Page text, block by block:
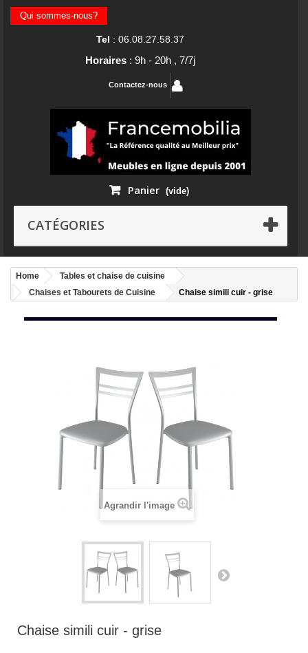
Qui sommes-nous?
Tel : 06.08.27.58.37
Horaires : 9h - 20h , 7/7j
Contactez-nous
Panier (vide)
CATÉGORIES
Home
Tables et chaise de cuisine
Chaises et Tabourets de Cuisine
Chaise simili cuir - grise
Agrandir l'image
Chaise simili cuir - grise